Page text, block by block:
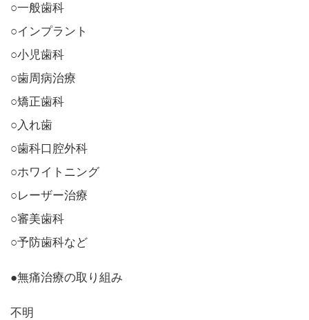
○一般歯科
○インプラント
○小児歯科
○歯周病治療
○矯正歯科
○入れ歯
○歯科口腔外科
○ホワイトニング
○レーザー治療
○審美歯科
○予防歯科など
●無痛治療の取り組み
不明